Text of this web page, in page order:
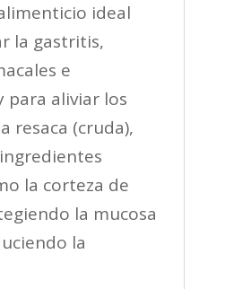
ideal
la gastritis,
e
para aliviar los
resaca (cruda),
la corteza de
la mucosa
la